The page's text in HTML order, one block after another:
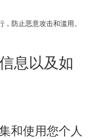
防止恶意攻击和滥用。
息以及如
和使用您个人